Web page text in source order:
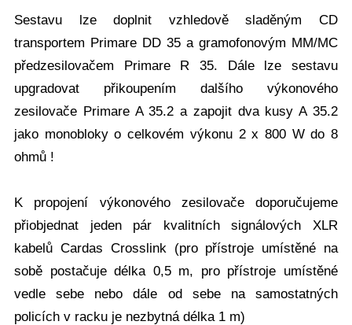
Sestavu lze doplnit vzhledově sladěným CD
transportem Primare DD 35 a gramofonovým MM/MC
předzesilovačem Primare R 35. Dále lze sestavu
upgradovat přikoupením dalšího výkonového
zesilovače Primare A 35.2 a zapojit dva kusy A 35.2
jako monobloky o celkovém výkonu 2 x 800 W do 8
ohmů !
K propojení výkonového zesilovače doporučujeme
přiobjednat jeden pár kvalitních signálových XLR
kabelů Cardas Crosslink (pro přístroje umístěné na
sobě postačuje délka 0,5 m, pro přístroje umístěné
vedle sebe nebo dále od sebe na samostatných
policích v racku je nezbytná délka 1 m)